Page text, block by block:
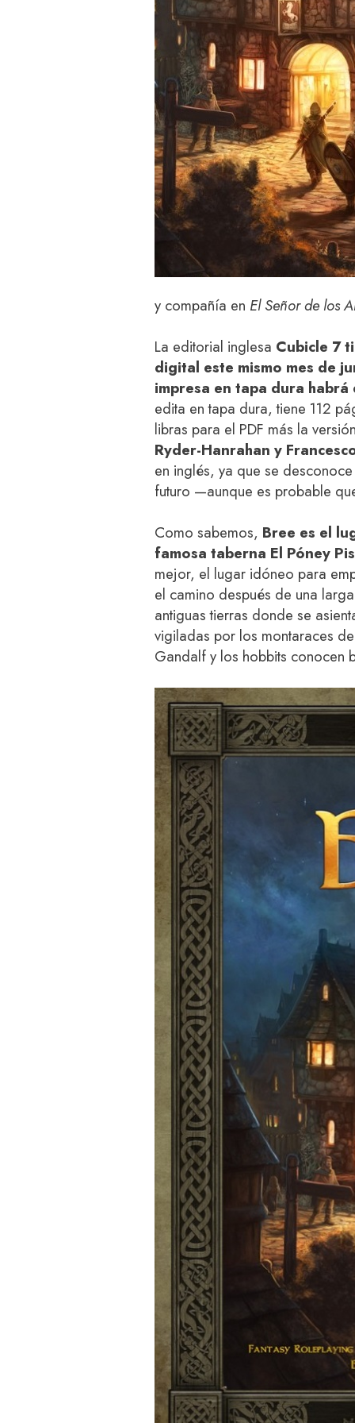
y compañía en El Señor de los
La editorial inglesa Cubicle 7
digital este mismo mes de
impresa en tapa dura
edita en tapa dura, tiene 112
libras para el PDF más la
Ryder-Hanrahan y
en inglés, ya que se
futuro —aunque es probable
Como sabemos, Bree es el
famosa taberna El Póney
mejor, el lugar idóneo para
el camino después de una
antiguas tierras donde se
vigiladas por los montaraces
Gandalf y los hobbits conocen